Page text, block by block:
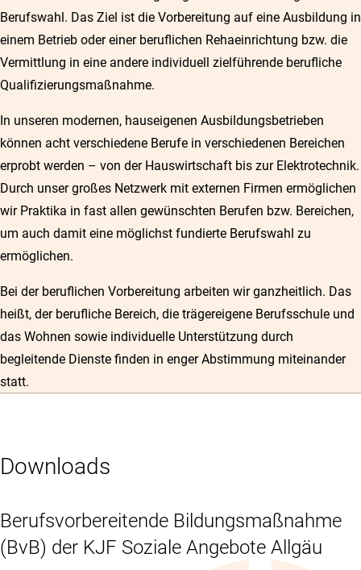
Berufswahl. Das Ziel ist die Vorbereitung auf eine Ausbildung in
einem Betrieb oder einer beruflichen Rehaeinrichtung bzw. die
Vermittlung in eine andere individuell zielführende berufliche
Qualifizierungsmaßnahme.
In unseren modernen, hauseigenen Ausbildungsbetrieben
können acht verschiedene Berufe in verschiedenen Bereichen
erprobt werden – von der Hauswirtschaft bis zur Elektrotechnik.
Durch unser großes Netzwerk mit externen Firmen ermöglichen
wir Praktika in fast allen gewünschten Berufen bzw. Bereichen,
um auch damit eine möglichst fundierte Berufswahl zu
ermöglichen.
Bei der beruflichen Vorbereitung arbeiten wir ganzheitlich. Das
heißt, der berufliche Bereich, die trägereigene Berufsschule und
das Wohnen sowie individuelle Unterstützung durch
begleitende Dienste finden in enger Abstimmung miteinander
statt.
Downloads
Berufsvorbereitende Bildungsmaßnahme
(BvB) der KJF Soziale Angebote Allgäu